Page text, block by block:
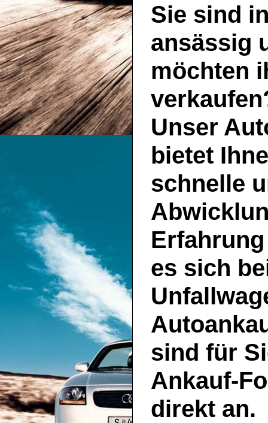
Sie sind
ansässig
möchten
Unser
bietet
schnelle
es sich
sind für
Ankauf-
direkt an.